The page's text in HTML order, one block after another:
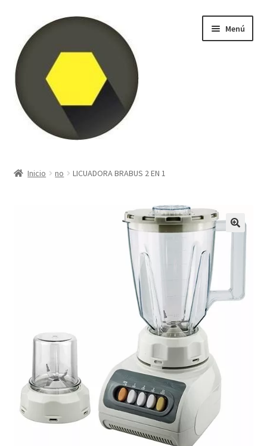
la
navegación
contenido
Menú
Inicio no LICUADORA BRABUS 2 EN 1